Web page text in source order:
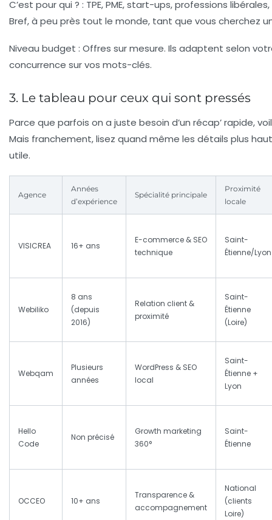
C’est pour qui ? : TPE, PME, start-ups, professions
Bref, à peu près tout le monde, tant que vous cherchez
Niveau budget : Offres sur mesure. Ils adaptent selon
concurrence sur vos mots-clés.
3. Le tableau pour ceux qui sont pressés
Parce que parfois on a juste besoin d’un récap’ rapide,
Mais franchement, lisez quand même les détails plus
utile.
Agence
Années
d’expérience
Spécialité principale
Proximité
locale
VISICREA 16+ ans
E-commerce & SEO
technique
Saint-
Étienne/Lyon
Webiliko
8 ans
(depuis
2016)
Relation client &
proximité
Saint-
Étienne
(Loire)
Webqam
Plusieurs
années
WordPress & SEO
local
Saint-
Étienne +
Lyon
Hello
Code
Non précisé
Growth marketing
360°
Saint-
Étienne
OCCEO 10+ ans
Transparence &
accompagnement
National
(clients
Loire)